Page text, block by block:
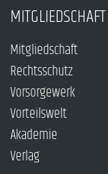
Mitgliedschaft
Rechtsschutz
Vorsorgewerk
Vorteilswelt
Akademie
Verlag